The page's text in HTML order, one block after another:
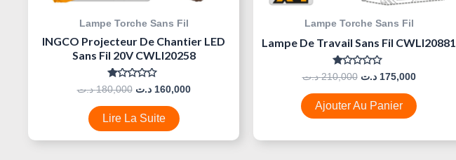
Lampe Torche Sans Fil
INGCO Projecteur De Chantier LED
Sans Fil 20V CWLI20258
Note
0
Sur
5
180,000 د.ت 160,000 د.ت
Lire La Suite
Lampe Torche Sans Fil
Lampe De Travail Sans Fil CWLI20881
Note
0
Sur
5
210,000 د.ت 175,000 د.ت
Ajouter Au Panier